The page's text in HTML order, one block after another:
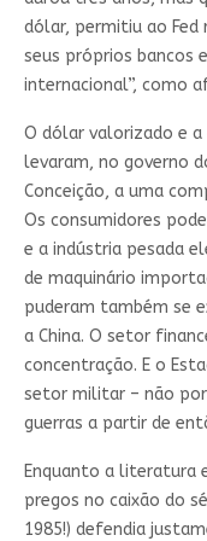
dólar, permitiu ao
seus próprios bancos
internacional”, como
O dólar valorizado e
levaram, no governo
Conceição, a uma
Os consumidores
e a indústria pesada
de maquinário
puderam também se
a China. O setor
concentração. E o
setor militar – não
guerras a partir de
Enquanto a literatura
pregos no caixão do
1985!) defendia